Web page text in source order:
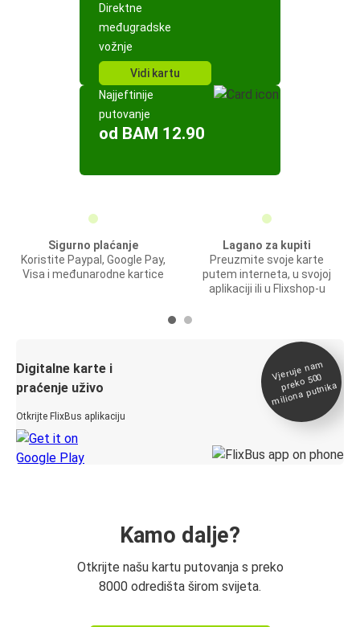
Direktne
međugradske
vožnje
Vidi kartu
Najjeftinije
putovanje
od BAM 12.90
Sigurno plaćanje
Koristite Paypal, Google Pay,
Visa i međunarodne kartice
Lagano za kupiti
Preuzmite svoje karte
putem interneta, u svojoj
aplikaciji ili u Flixshop-u
Digitalne karte i
praćenje uživo
Otkrijte FlixBus aplikaciju
Vjeruje na
m
preko 500
miliona putnika
Kamo dalje?
Otkrijte našu kartu putovanja s preko
8000 odredišta širom svijeta.